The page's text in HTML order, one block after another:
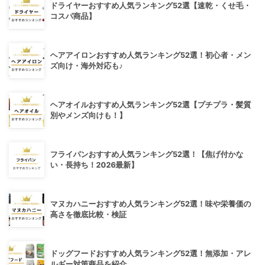
ドライヤーおすすめ人気ランキング52選【速乾・くせ毛・
コスパ商品】
ヘアアイロンおすすめ人気ランキング52選！初心者・メン
ズ向け・海外対応も♪
ヘアオイルおすすめ人気ランキング52選【プチプラ・髪質
別やメンズ向けも！】
フライパンおすすめ人気ランキング52選！【焦げ付かな
い・長持ち！2026最新】
マヌカハニーおすすめ人気ランキング52選！味や栄養価の
高さを徹底比較・検証
ドッグフードおすすめ人気ランキング52選！無添加・アレ